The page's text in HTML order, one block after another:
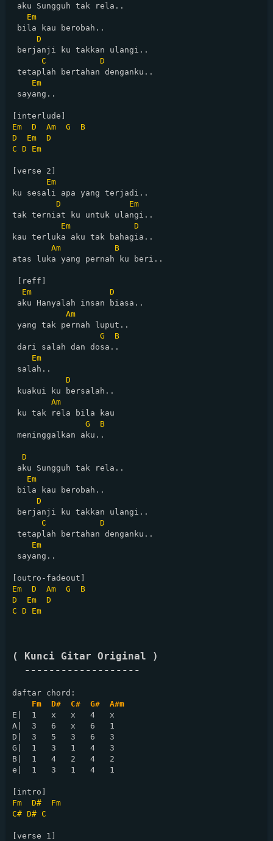
aku Sungguh tak rela..
Em
bila kau berobah..
D
berjanji ku takkan ulangi..
C
D
tetaplah bertahan denganku..
Em
sayang..
Em
D Am G
B
D
Em
D
C D Em
[verse 2]
Em
ku sesali apa yang terjadi..
D
Em
tak terniat ku untuk ulangi..
Em
D
kau terluka aku tak bahagia..
Am
B
atas luka yang pernah ku beri..
[reff]
Em
D
aku Hanyalah insan biasa..
Am
yang tak pernah luput..
G
B
dari salah dan dosa..
Em
salah..
D
kuakui ku bersalah..
Am
ku tak rela bila kau
G
B
meninggalkan aku..
D
aku Sungguh tak rela..
Em
bila kau berobah..
D
berjanji ku takkan ulangi..
C
D
tetaplah bertahan denganku..
Em
sayang..
Em
D Am G
B
D
Em
D
C D Em
( Kunci Gitar Original )
  -------------------
daftar chord:
Fm  D#  C#  G#  A#m
E|  1   x   x   4   x
A|  3   6   x   6   1
D|  3   5   3   6   3
G|  1   3   1   4   3
B|  1   4   2   4   2
e|  1   3   1   4   1
Fm
D#
Fm
C# D# C
[verse 1]